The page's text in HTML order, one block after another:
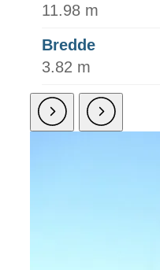
11.98 m
Bredde
3.82 m